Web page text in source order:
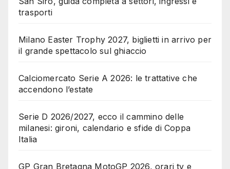
trasporti
Milano Easter Trophy 2027, biglietti in arrivo per
il grande spettacolo sul ghiaccio
Calciomercato Serie A 2026: le trattative che
accendono l’estate
Serie D 2026/2027, ecco il cammino delle
milanesi: gironi, calendario e sfide di Coppa
Italia
GP Gran Bretagna MotoGP 2026, orari tv e